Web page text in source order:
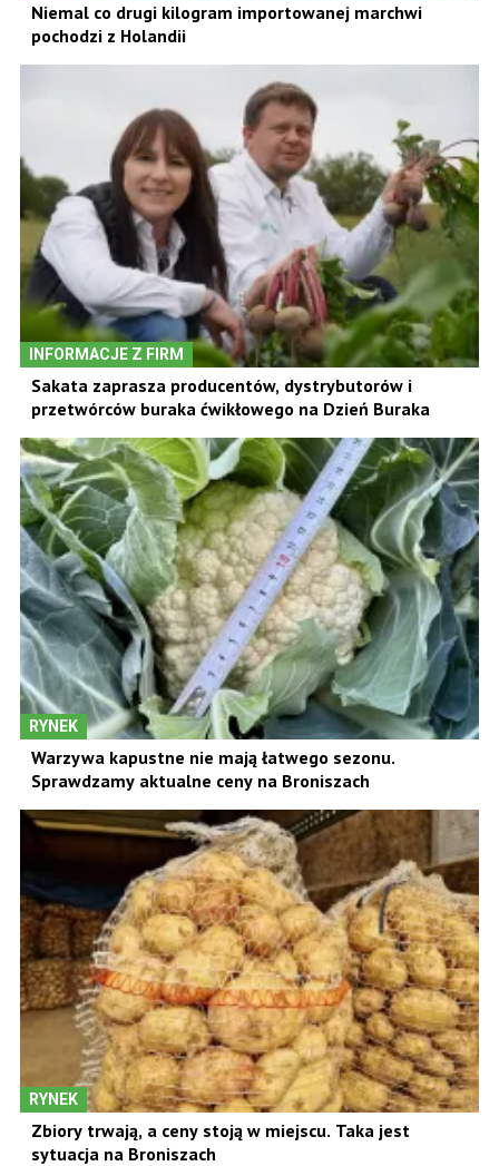
Niemal co drugi kilogram importowanej marchwi
pochodzi z Holandii
INFORMACJE Z FIRM
Sakata zaprasza producentów, dystrybutorów i
przetwórców buraka ćwikłowego na Dzień Buraka
RYNEK
Warzywa kapustne nie mają łatwego sezonu.
Sprawdzamy aktualne ceny na Broniszach
RYNEK
Zbiory trwają, a ceny stoją w miejscu. Taka jest
sytuacja na Broniszach